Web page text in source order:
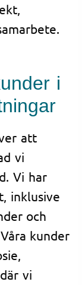
i
att
vi
Vi har
inklusive
och
kunder
vi